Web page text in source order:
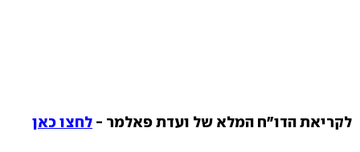
לקריאת הדו"ח המלא של ועדת פאלמר - לחצו כאן